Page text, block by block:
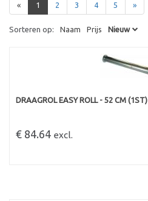
« 1 2 3 4 5 »
Sorteren op: Naam Prijs Nieuw
DRAAGROL EASY ROLL - 52 CM (1ST)
€ 84.64 excl.